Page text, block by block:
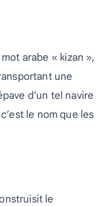
une
d’un tel navire
le nom que les
le